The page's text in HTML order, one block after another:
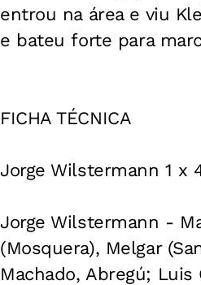
entrou na área e viu
e bateu forte para
FICHA TÉCNICA
Jorge Wilstermann 1 x
Jorge Wilstermann -
(Mosquera), Melgar
Machado, Abregú;